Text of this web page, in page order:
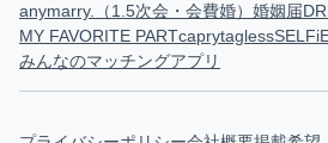
anymarry.（1.5次会・会費婚） 婚姻届
MY FAVORITE PARTcaprytagless
みんなのマッチングアプリ